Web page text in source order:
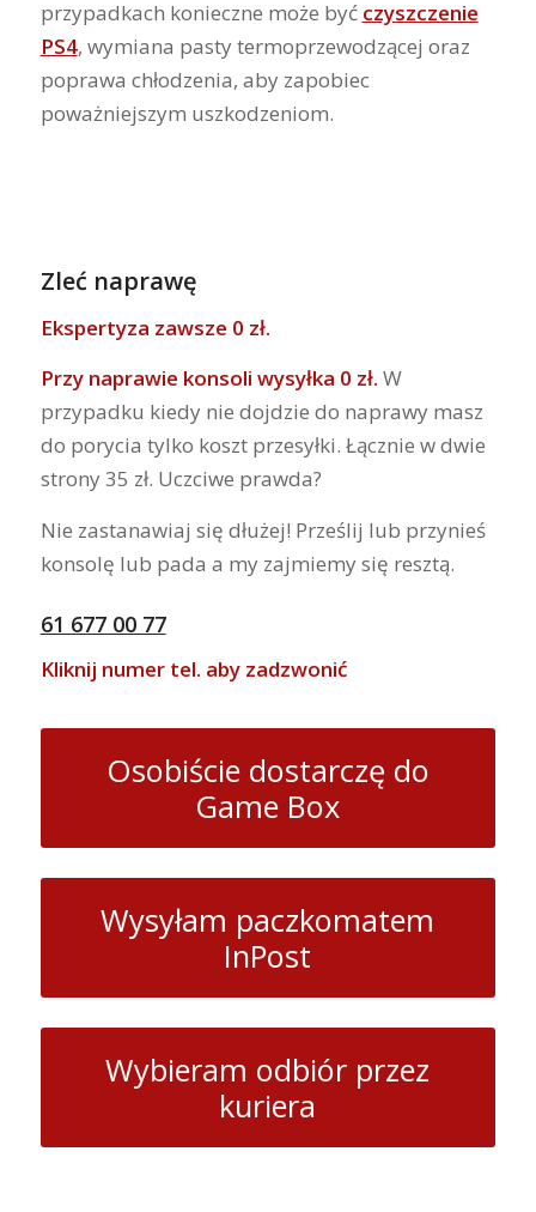
przypadkach konieczne może być czyszczenie
PS4, wymiana pasty termoprzewodzącej oraz
poprawa chłodzenia, aby zapobiec
poważniejszym uszkodzeniom.
Zleć naprawę
Ekspertyza zawsze 0 zł.
Przy naprawie konsoli wysyłka 0 zł. W
przypadku kiedy nie dojdzie do naprawy masz
do porycia tylko koszt przesyłki. Łącznie w dwie
strony 35 zł. Uczciwe prawda?
Nie zastanawiaj się dłużej! Prześlij lub przynieś
konsolę lub pada a my zajmiemy się resztą.
61 677 00 77
Kliknij numer tel. aby zadzwonić
Osobiście dostarczę do
Game Box
Wysyłam paczkomatem
InPost
Wybieram odbiór przez
kuriera